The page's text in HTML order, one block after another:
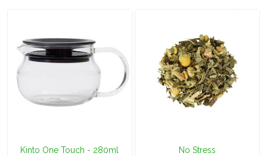
Kinto One Touch - 280ml No Stress